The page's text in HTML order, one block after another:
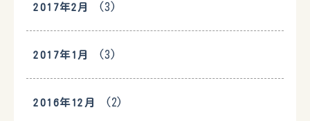
2017年2月 (3)
2017年1月 (3)
2016年12月 (2)